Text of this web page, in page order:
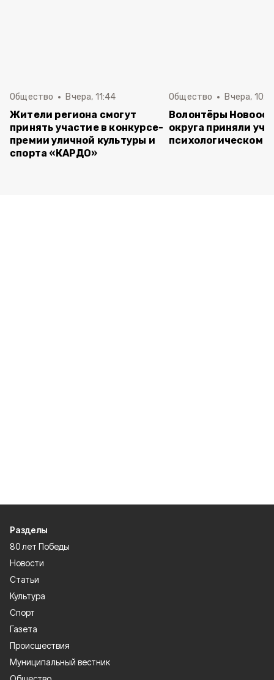
Общество Вчера, 11:44
Жители региона смогут
принять участие в конкурсе-
премии уличной культуры и
спорта «КАРДО»
Общество Вчера,
Волонтёры
округа приняли
психологическом
Разделы
80 лет Победы
Новости
Статьи
Культура
Спорт
Газета
Происшествия
Муниципальный вестник